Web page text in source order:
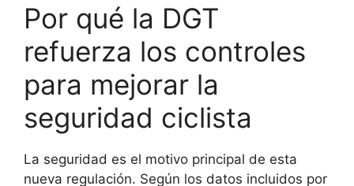
Por qué la DGT
refuerza los controles
para mejorar la
seguridad ciclista
La seguridad es el motivo principal de esta
nueva regulación. Según los datos incluidos por